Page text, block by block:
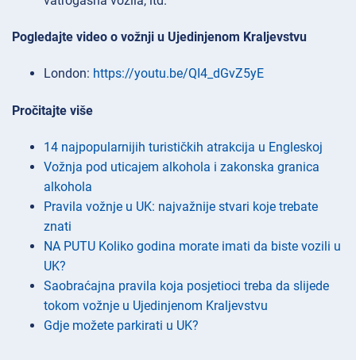
Pogledajte video o vožnji u Ujedinjenom Kraljevstvu
London: https://youtu.be/QI4_dGvZ5yE
Pročitajte više
14 najpopularnijih turističkih atrakcija u Engleskoj
Vožnja pod uticajem alkohola i zakonska granica
alkohola
Pravila vožnje u UK: najvažnije stvari koje trebate
znati
NA PUTU Koliko godina morate imati da biste vozili u
UK?
Saobraćajna pravila koja posjetioci treba da slijede
tokom vožnje u Ujedinjenom Kraljevstvu
Gdje možete parkirati u UK?